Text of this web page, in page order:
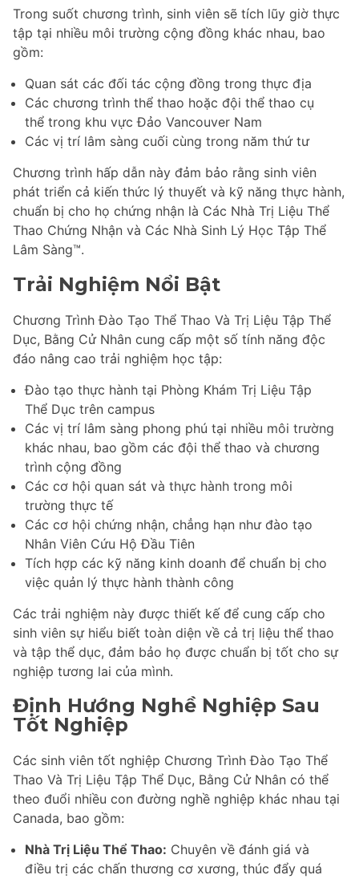
Trong suốt chương trình, sinh viên sẽ tích lũy giờ thực
tập tại nhiều môi trường cộng đồng khác nhau, bao
gồm:
Quan sát các đối tác cộng đồng trong thực địa
Các chương trình thể thao hoặc đội thể thao cụ
thể trong khu vực Đảo Vancouver Nam
Các vị trí lâm sàng cuối cùng trong năm thứ tư
Chương trình hấp dẫn này đảm bảo rằng sinh viên
phát triển cả kiến thức lý thuyết và kỹ năng thực hành,
chuẩn bị cho họ chứng nhận là Các Nhà Trị Liệu Thể
Thao Chứng Nhận và Các Nhà Sinh Lý Học Tập Thể
Lâm Sàng™.
Trải Nghiệm Nổi Bật
Chương Trình Đào Tạo Thể Thao Và Trị Liệu Tập Thể
Dục, Bằng Cử Nhân cung cấp một số tính năng độc
đáo nâng cao trải nghiệm học tập:
Đào tạo thực hành tại Phòng Khám Trị Liệu Tập
Thể Dục trên campus
Các vị trí lâm sàng phong phú tại nhiều môi trường
khác nhau, bao gồm các đội thể thao và chương
trình cộng đồng
Các cơ hội quan sát và thực hành trong môi
trường thực tế
Các cơ hội chứng nhận, chẳng hạn như đào tạo
Nhân Viên Cứu Hộ Đầu Tiên
Tích hợp các kỹ năng kinh doanh để chuẩn bị cho
việc quản lý thực hành thành công
Các trải nghiệm này được thiết kế để cung cấp cho
sinh viên sự hiểu biết toàn diện về cả trị liệu thể thao
và tập thể dục, đảm bảo họ được chuẩn bị tốt cho sự
nghiệp tương lai của mình.
Định Hướng Nghề Nghiệp Sau
Tốt Nghiệp
Các sinh viên tốt nghiệp Chương Trình Đào Tạo Thể
Thao Và Trị Liệu Tập Thể Dục, Bằng Cử Nhân có thể
theo đuổi nhiều con đường nghề nghiệp khác nhau tại
Canada, bao gồm:
Nhà Trị Liệu Thể Thao: Chuyên về đánh giá và
điều trị các chấn thương cơ xương, thúc đẩy quá